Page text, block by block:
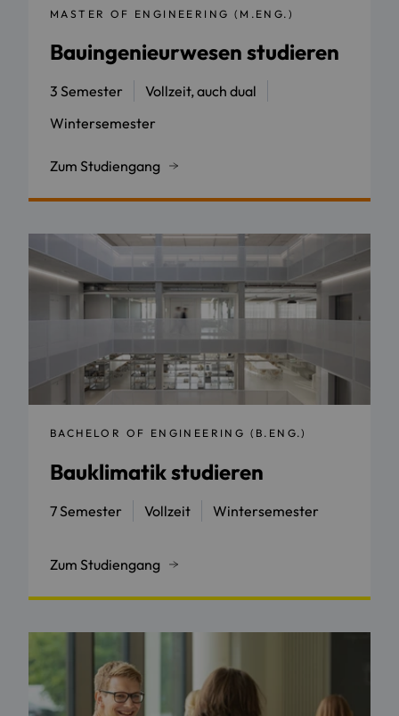
MASTER OF ENGINEERING (M.ENG.)
Bauingenieurwesen studieren
3 Semester
Vollzeit, auch dual
Wintersemester
Zum Studiengang
BACHELOR OF ENGINEERING (B.ENG.)
Bauklimatik studieren
7 Semester Vollzeit Wintersemester
Zum Studiengang